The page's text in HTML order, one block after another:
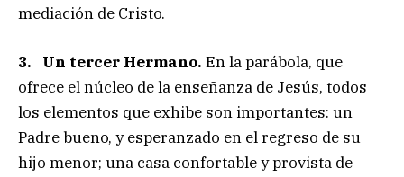
mediación de Cristo.
3. Un tercer Hermano. En la parábola, que
ofrece el núcleo de la enseñanza de Jesús, todos
los elementos que exhibe son importantes: un
Padre bueno, y esperanzado en el regreso de su
hijo menor; una casa confortable y provista de